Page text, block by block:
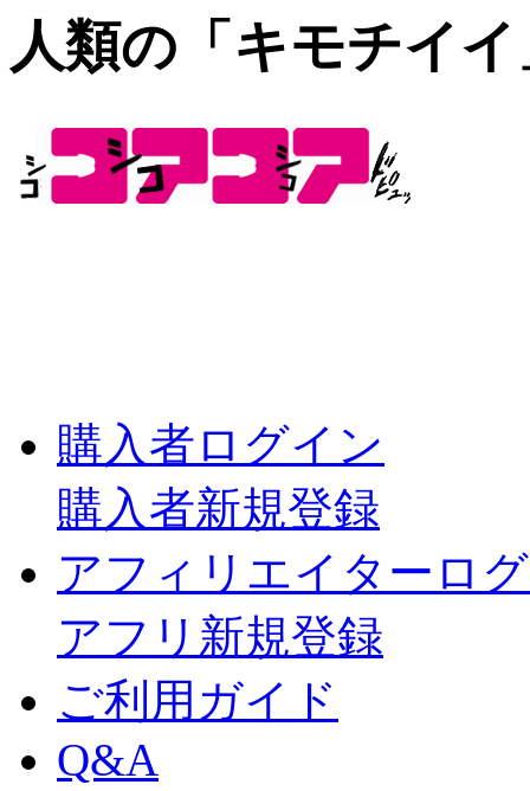
人類の「キモチイ
購入者ログイン
購入者新規登録
アフィリエイターロ
アフリ新規登録
ご利用ガイド
Q&A